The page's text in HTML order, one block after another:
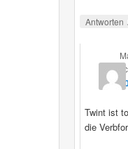
Antworten
Twint ist
die